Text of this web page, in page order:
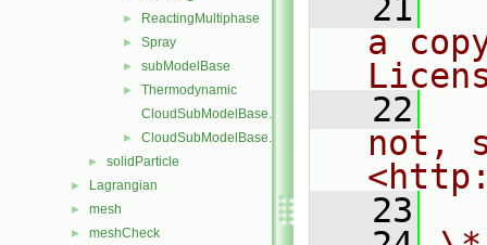
► ReactingMultiphase
► Spray
► subModelBase
►
Thermodynamic
CloudSubModelBase.C
► CloudSubModelBase.H
► solidParticle
► Lagrangian
► mesh
► meshCheck
   21
a
   22
not,
   23